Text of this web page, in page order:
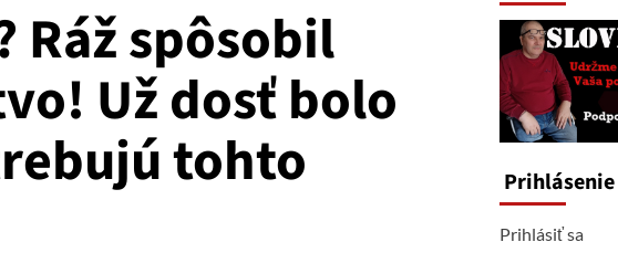
Ráž spôsobil
Už dosť bolo
tohto Prihlásenie
Prihlásiť sa